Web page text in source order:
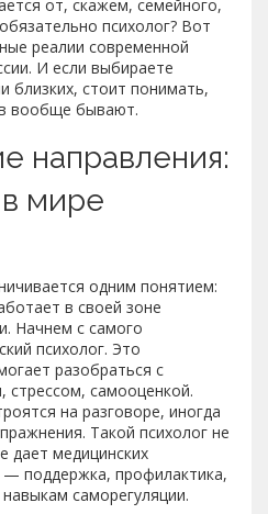
от, скажем, семейного,
психолог? Вот
реалии современной
И если выбираете
близких, стоит понимать,
вообще бывают.
направления:
в мире
одним понятием:
в своей зоне
Начнем с самого
психолог. Это
разобраться с
самооценкой.
на разговоре, иногда
Такой психолог не
дает медицинских
— поддержка, профилактика,
саморегуляции.